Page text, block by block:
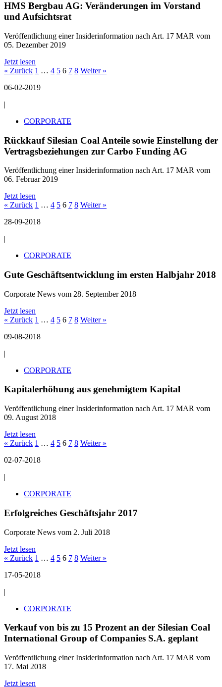
HMS Bergbau AG: Veränderungen im Vorstand
und Aufsichtsrat
Veröffentlichung einer Insiderinformation nach Art. 17 MAR vom
05. Dezember 2019
Jetzt lesen
« Zurück 1 … 4 5 6 7 8 Weiter »
06-02-2019
|
CORPORATE
Rückkauf Silesian Coal Anteile sowie Einstellung der
Vertragsbeziehungen zur Carbo Funding AG
Veröffentlichung einer Insiderinformation nach Art. 17 MAR vom
06. Februar 2019
Jetzt lesen
« Zurück 1 … 4 5 6 7 8 Weiter »
28-09-2018
|
CORPORATE
Gute Geschäftsentwicklung im ersten Halbjahr 2018
Corporate News vom 28. September 2018
Jetzt lesen
« Zurück 1 … 4 5 6 7 8 Weiter »
09-08-2018
|
CORPORATE
Kapitalerhöhung aus genehmigtem Kapital
Veröffentlichung einer Insiderinformation nach Art. 17 MAR vom
09. August 2018
Jetzt lesen
« Zurück 1 … 4 5 6 7 8 Weiter »
02-07-2018
|
CORPORATE
Erfolgreiches Geschäftsjahr 2017
Corporate News vom 2. Juli 2018
Jetzt lesen
« Zurück 1 … 4 5 6 7 8 Weiter »
17-05-2018
|
CORPORATE
Verkauf von bis zu 15 Prozent an der Silesian Coal
International Group of Companies S.A. geplant
Veröffentlichung einer Insiderinformation nach Art. 17 MAR vom
17. Mai 2018
Jetzt lesen